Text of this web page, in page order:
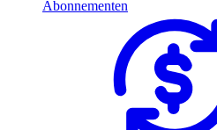
Abonnementen